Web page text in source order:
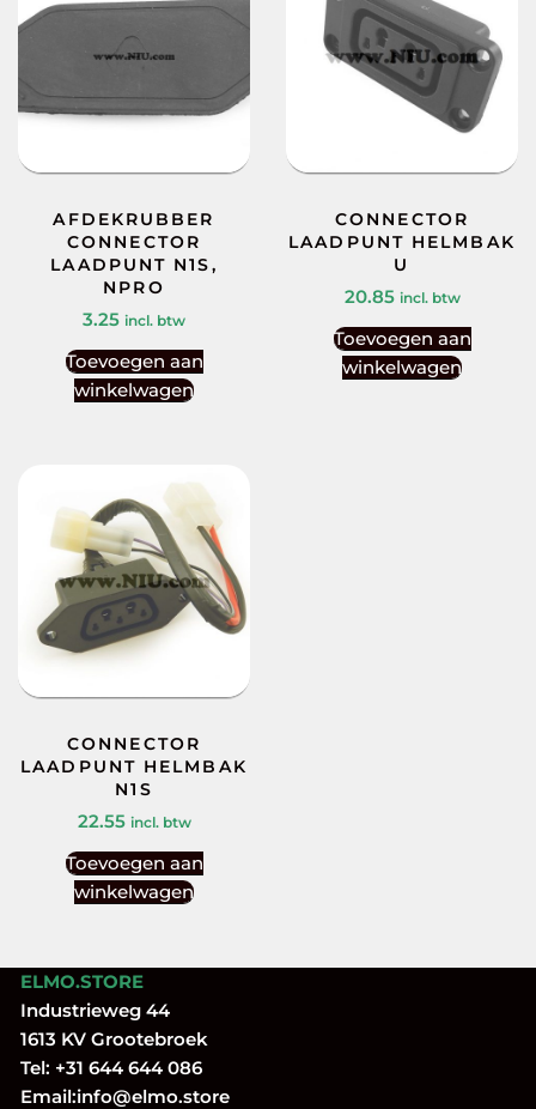
AFDEKRUBBER
CONNECTOR
LAADPUNT N1S,
NPRO
3.25 incl. btw
Toevoegen aan
winkelwagen
CONNECTOR
LAADPUNT HELMBAK
U
20.85 incl. btw
Toevoegen aan
winkelwagen
CONNECTOR
LAADPUNT HELMBAK
N1S
22.55 incl. btw
Toevoegen aan
winkelwagen
ELMO.STORE
Industrieweg 44
1613 KV Grootebroek
Tel: +31 644 644 086
Email:info@elmo.store